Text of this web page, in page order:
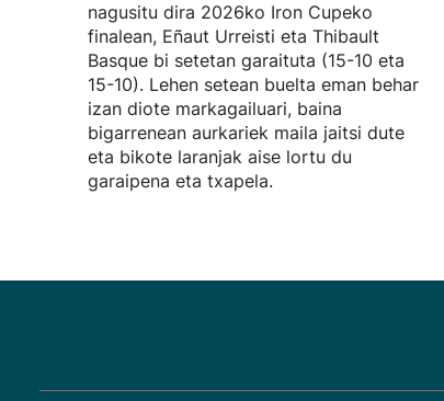
nagusitu dira 2026ko Iron Cupeko
finalean, Eñaut Urreisti eta Thibault
Basque bi setetan garaituta (15-10 eta
15-10). Lehen setean buelta eman behar
izan diote markagailuari, baina
bigarrenean aurkariek maila jaitsi dute
eta bikote laranjak aise lortu du
garaipena eta txapela.